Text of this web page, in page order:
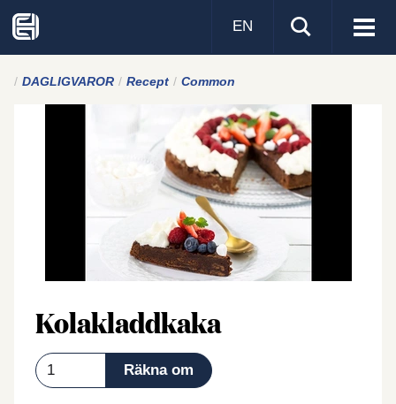
Visa
EN
DAGLIGVAROR Recept Common
Kolakladdkaka